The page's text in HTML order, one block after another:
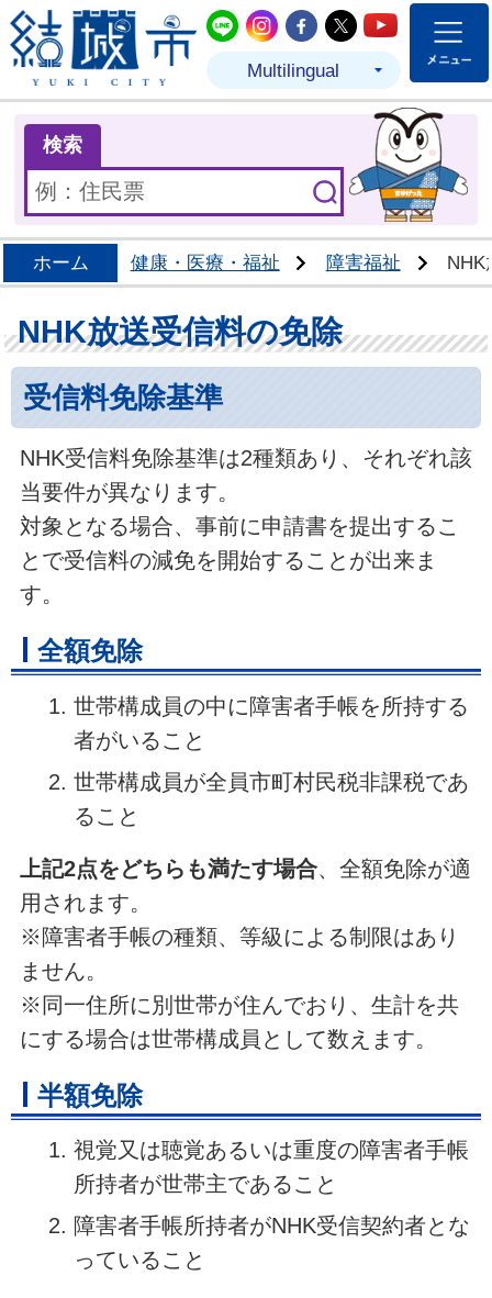
結城市公式LINE
結城市公式Instagram
結城市公式
結城市公式
結城市
Multilingual
検索
ホーム 健康・医療・福祉 障害福祉 NHK
NHK放送受信料の免除
受信料免除基準
NHK受信料免除基準は2種類あり、それぞれ該
当要件が異なります。
対象となる場合、事前に申請書を提出するこ
とで受信料の減免を開始することが出来ま
す。
全額免除
世帯構成員の中に障害者手帳を所持する
者がいること
世帯構成員が全員市町村民税非課税であ
ること
上記2点をどちらも満たす場合、全額免除が適
用されます。
※障害者手帳の種類、等級による制限はあり
ません。
※同一住所に別世帯が住んでおり、生計を共
にする場合は世帯構成員として数えます。
半額免除
視覚又は聴覚あるいは重度の障害者手帳
所持者が世帯主であること
障害者手帳所持者がNHK受信契約者とな
っていること